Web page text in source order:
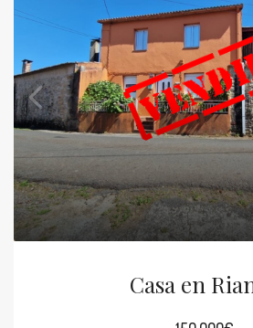
Casa en